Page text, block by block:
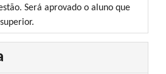
Será aprovado o aluno que